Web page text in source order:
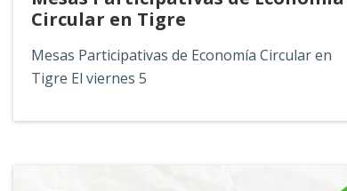
Circular en Tigre
Mesas Participativas de Economía Circular en
Tigre El viernes 5